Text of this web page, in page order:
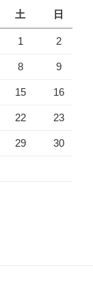
土 日
1 2
8 9
15 16
22 23
29 30